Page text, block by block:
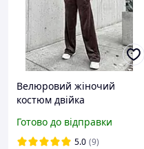
Велюровий жіночий
костюм двійка
Готово до відправки
5.0 (9)